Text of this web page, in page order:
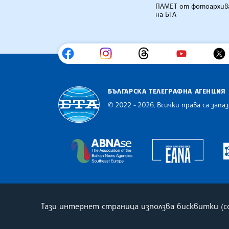
ПАМЕТ от
на БТА
БЪЛГАРСКА ТЕЛЕГРАФНА АГЕНЦИЯ
© 2022 - 2026, Всички права са
The Assocoation of the
Тази интернет страница използва бисквитки